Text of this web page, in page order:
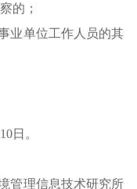
的；
业单位工作人员的其
日。
管理信息技术研究所